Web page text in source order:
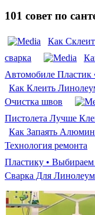
101 совет по
Как
сварка
Автомобиле Пластик
Как Клеить
Очистка швов
Пистолета Лучше
Как Запаять
Технология ремонта
Пластику • Выбираем
Сварка Для